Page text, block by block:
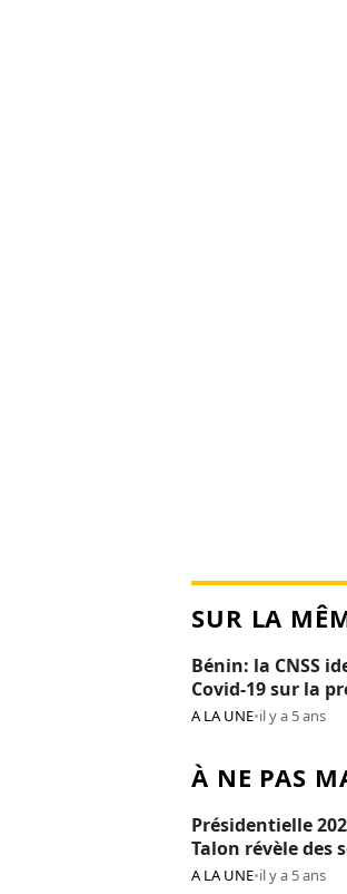
SUR LA
Bénin: la CNSS
Covid-19 sur la
professionnels
A LA UNE•il y a 5 ans
À NE PAS
Présidentielle
Talon révèle des
Réckya Madougou
A LA UNE•il y a 5 ans